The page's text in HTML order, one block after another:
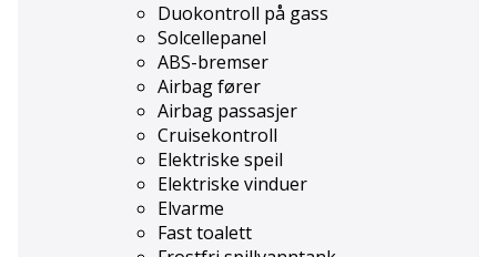
Duokontroll på gass
Solcellepanel
ABS-bremser
Airbag fører
Airbag passasjer
Cruisekontroll
Elektriske speil
Elektriske vinduer
Elvarme
Fast toalett